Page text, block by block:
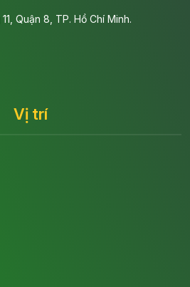
Quận 8, TP. Hồ Chí Minh.
Vị trí